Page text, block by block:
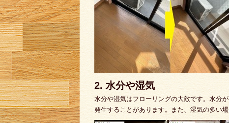
2. 水分や湿気
水分や湿気はフローリングの大敵です。水分
発生することがあります。また、湿気の多い